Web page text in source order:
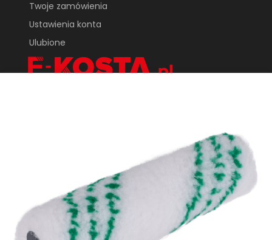
Twoje zamówienia
Ustawienia konta
Ulubione
+48 452 095 789
Sklep internetowy Shoper Premium
DODAJ DO KOSZYKA